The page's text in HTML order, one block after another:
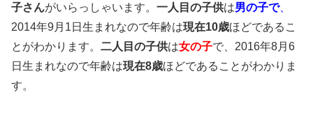
子さんがいらっしゃいます。 一人目の子供は男の子で、
2014年9月1日生まれなので年齢は現在10歳ほどであるこ
とがわかります。 二人目の子供は女の子で、2016年8月6
日生まれなので年齢は現在8歳ほどであることがわかりま
す。